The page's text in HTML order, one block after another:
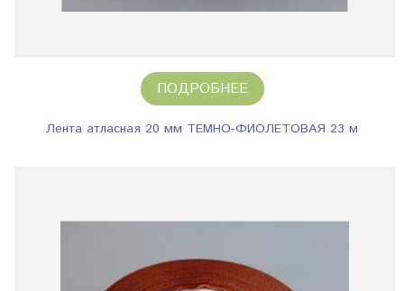
ПОДРОБНЕЕ
Лента атласная 20 мм ТЕМНО-ФИОЛЕТОВАЯ 23 м